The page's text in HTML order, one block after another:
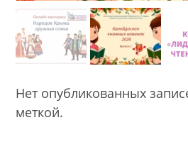
Нет опубликованных
меткой.